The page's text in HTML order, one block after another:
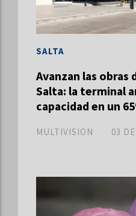
Avanzan las
Salta: la terminal
capacidad en un
MULTIVISION
SALTA
03